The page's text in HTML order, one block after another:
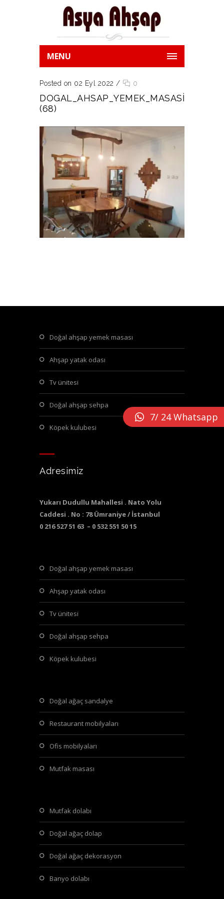
MENU
Posted on 02 Eyl 2022 / 0
DOGAL_AHSAP_YEMEK_MASASI
(68)
doğal ahşap yemek masası
ahşap yatak odası
tv ünitesi
doğal ahşap sehpa
köpek kulubesi
Adresimiz
Yukarı Dudullu Mahallesi . Nato Yolu
Caddesi . No : 78 Ümraniye / İstanbul
0 216 527 51 63 – 0 532 551 50 15
doğal ahşap yemek masası
ahşap yatak odası
tv ünitesi
doğal ahşap sehpa
köpek kulubesi
doğal ağaç sandalye
restaurant mobilyaları
ofis mobilyaları
mutfak masası
mutfak dolabı
doğal ağaç dolap
doğal ağaç dekorasyon
banyo dolabı
7/ 24 Whatsapp